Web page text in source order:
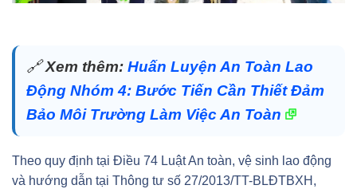
🔗Xem thêm: Huấn Luyện An Toàn Lao
Động Nhóm 4: Bước Tiến Cần Thiết Đảm
Bảo Môi Trường Làm Việc An Toàn
Theo quy định tại Điều 74 Luật An toàn, vệ sinh lao động
và hướng dẫn tại Thông tư số 27/2013/TT-BLĐTBXH,